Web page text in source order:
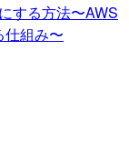
する方法〜AWS
仕組み〜